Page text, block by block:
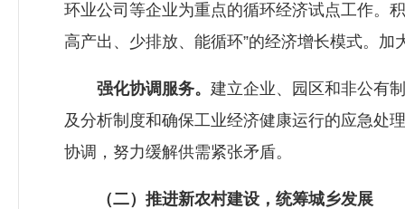
环业公司等企业为重点的循环经济试点工作。
高产出、少排放、能循环”的经济增长模式。
强化协调服务。 建立企业、园区和非公有
及分析制度和确保工业经济健康运行的应急处
协调，努力缓解供需紧张矛盾。
（二）推进新农村建设，统筹城乡发展